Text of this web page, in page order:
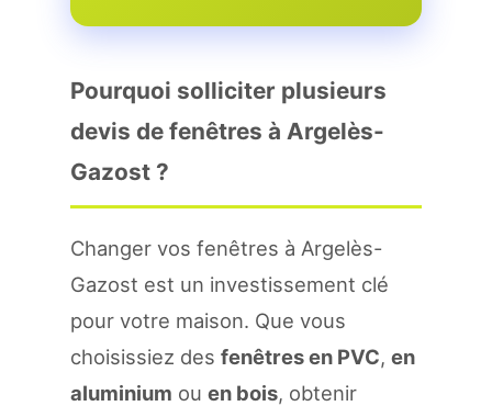
Pourquoi solliciter plusieurs
devis de fenêtres à Argelès-
Gazost ?
Changer vos fenêtres à Argelès-
Gazost est un investissement clé
pour votre maison. Que vous
choisissiez des fenêtres en PVC, en
aluminium ou en bois, obtenir